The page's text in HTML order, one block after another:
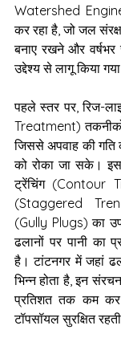
Watershed
कर रहा है, जो जल
बनाए रखने और
उद्देश्य से लागू किया
पहले स्तर पर, रिज-
Treatment)
जिससे अपवाह की
को रोका जा सके।
ट्रेंचिंग (Contour
(Staggered
(Gully Plugs) का
ढलानों पर पानी का
है। टांटनगर में जहां
भिन्न होता है, इन
प्रतिशत तक कम
टॉपसॉयल सुरक्षित